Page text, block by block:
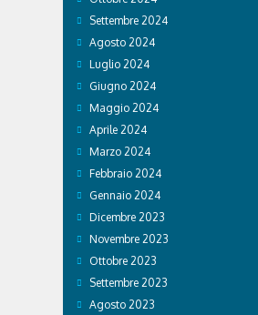
Settembre 2024
Agosto 2024
Luglio 2024
Giugno 2024
Maggio 2024
Aprile 2024
Marzo 2024
Febbraio 2024
Gennaio 2024
Dicembre 2023
Novembre 2023
Ottobre 2023
Settembre 2023
Agosto 2023